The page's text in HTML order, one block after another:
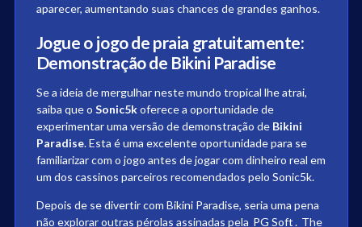
aparecer, aumentando suas chances de grandes ganhos.
Jogue o jogo de praia gratuitamente:
Demonstração de Bikini Paradise
Se a ideia de mergulhar neste mundo tropical lhe atrai,
saiba que o Sonic5koferece a oportunidade de
experimentar uma versão de demonstração de Bikini
Paradise. Esta é uma excelente oportunidade para se
familiarizar com o jogo antes de jogar com dinheiro real em
um dos cassinos parceiros recomendados pelo Sonic5k.
Depois de se divertir com Bikini Paradise, seria uma pena
não explorar outras pérolas assinadas pela PG Soft. The